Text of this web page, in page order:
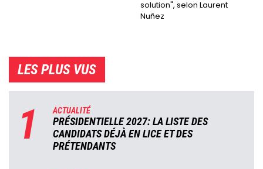
solution", selon Laurent
Nuñez
LES PLUS VUS
1 ACTUALITÉ
PRÉSIDENTIELLE 2027: LA LISTE DES
CANDIDATS DÉJÀ EN LICE ET DES
PRÉTENDANTS